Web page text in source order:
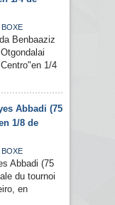
BOXE
Benbaaziz
1/4
Abbadi (75
1/8 de
BOXE
Abbadi (75
du tournoi
en